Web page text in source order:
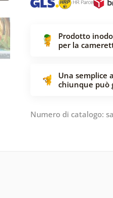
Prodotto
per la
Una semplice
chiunque può
Numero di catalogo: